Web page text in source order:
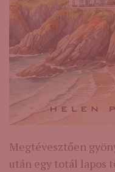
Megtévesztően
után egy totál lapos